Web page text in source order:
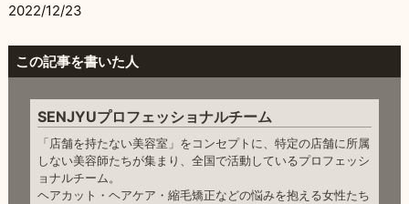
2022/12/23
この記事を書いた人
SENJYUプロフェッショナルチーム
「店舗を持たない美容室」をコンセプトに、特定の店舗に所属
しない美容師たちが集まり、全国で活動しているプロフェッシ
ョナルチーム。
ヘアカット・ヘアケア・縮毛矯正などの悩みを抱える女性たち